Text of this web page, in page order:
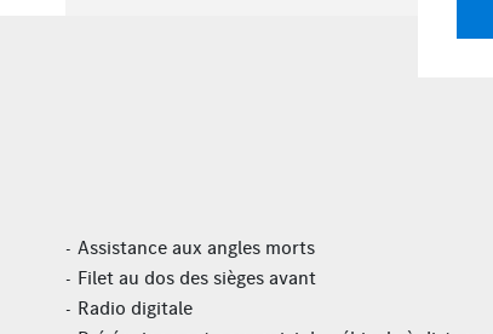
Assistance aux angles morts
Filet au dos des sièges avant
Radio digitale